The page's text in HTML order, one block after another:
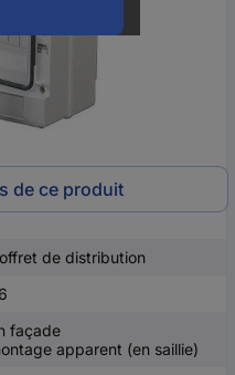
de ce produit
de distribution
façade
apparent (en saillie)